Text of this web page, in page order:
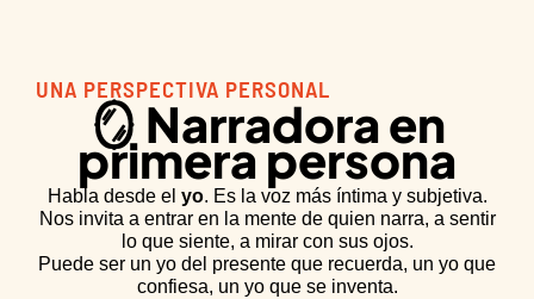
UNA PERSPECTIVA PERSONAL
🪞 Narradora en
primera persona
Habla desde el yo. Es la voz más íntima y subjetiva.
Nos invita a entrar en la mente de quien narra, a sentir
lo que siente, a mirar con sus ojos.
Puede ser un yo del presente que recuerda, un yo que
confiesa, un yo que se inventa.